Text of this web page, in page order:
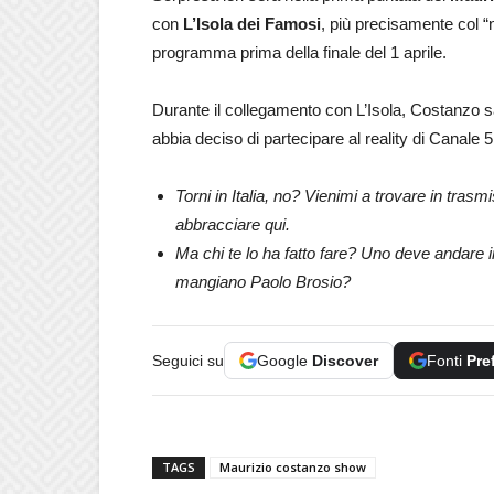
con L’Isola dei Famosi, più precisamente col
programma prima della finale del 1 aprile.
Durante il collegamento con L’Isola, Costanzo
abbia deciso di partecipare al reality di Canale
Torni in Italia, no? Vienimi a trovare in
abbracciare qui.
Ma chi te lo ha fatto fare? Uno deve
mangiano Paolo Brosio?
Seguici su Google Discover Fonti
TAGS Maurizio costanzo show